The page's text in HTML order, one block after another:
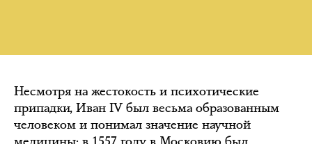
Несмотря на жестокость и психотические
припадки, Иван IV был весьма образованным
человеком и понимал значение научной